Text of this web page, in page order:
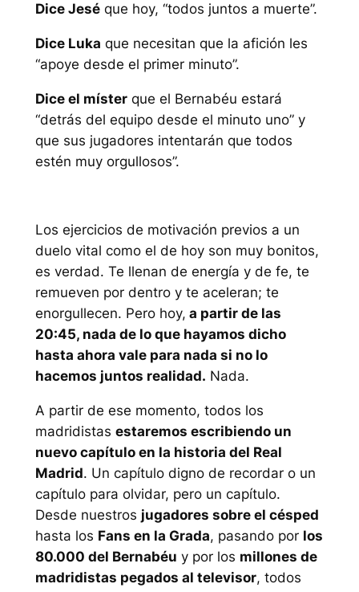
Dice Jeséque hoy, “todos juntos a muerte”.
Dice Luka que necesitan que la afición les
“apoye desde el primer minuto”.
Dice el místerque el Bernabéu estará
“detrás del equipo desde el minuto uno” y
que sus jugadores intentarán que todos
estén muy orgullosos”.
Los ejercicios de motivación previos a un
duelo vital como el de hoy son muy bonitos,
es verdad. Te llenan de energía y de fe, te
remueven por dentro y te aceleran; te
enorgullecen. Pero hoy, a partir de las
20:45, nada de lo que hayamos dicho
hasta ahora vale para nada si no lo
hacemos juntos realidad. Nada.
A partir de ese momento, todos los
madridistas estaremos escribiendo un
nuevo capítulo en la historia del Real
Madrid. Un capítulo digno de recordar o un
capítulo para olvidar, pero un capítulo.
Desde nuestros jugadores sobre el césped
hasta los Fans en la Grada, pasando por los
80.000 del Bernabéu y por los millones de
madridistas pegados al televisor, todos